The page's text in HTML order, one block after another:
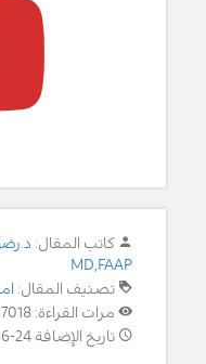
كاتب المقال:
MD,FAAP
تصنيف المقال:
مرات القراءة: 17018
تاريخ الإضافة 24-06-2011